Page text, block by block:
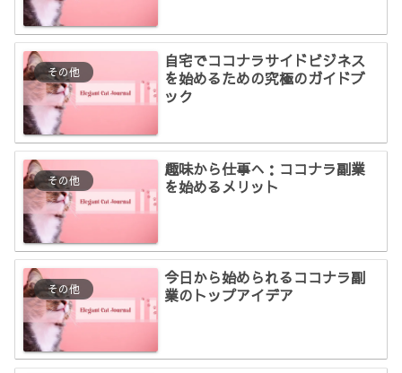
その他
自宅でココナラサイドビジネス
を始めるための究極のガイドブ
ック
その他
趣味から仕事へ：ココナラ副業
を始めるメリット
その他
今日から始められるココナラ副
業のトップアイデア